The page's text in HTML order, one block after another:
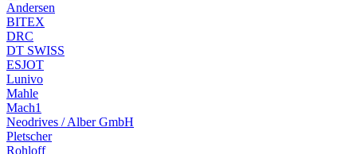
Andersen
BITEX
DRC
DT SWISS
ESJOT
Lunivo
Mahle
Mach1
Neodrives / Alber GmbH
Pletscher
Rohloff